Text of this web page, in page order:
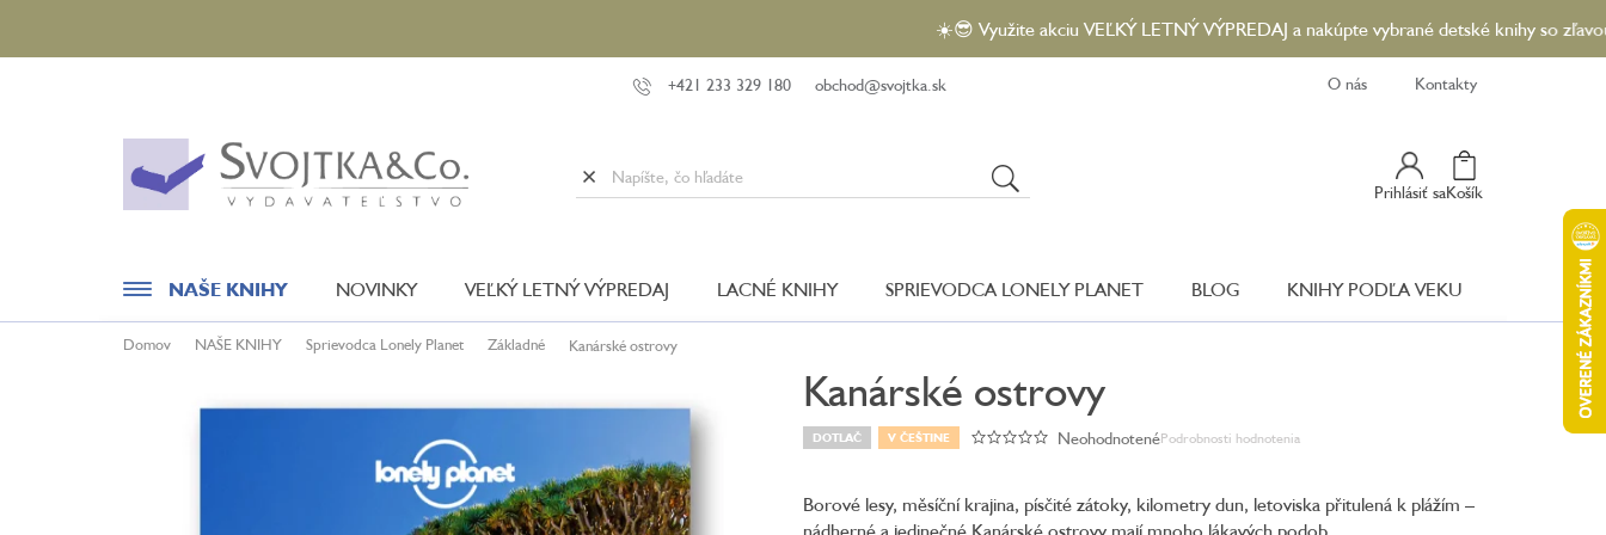
obsah
☀️😎 Využite akciu VEĽKÝ LETNÝ VÝPREDAJ a nakúpte vybrané detské knihy so zľavou až
+421 233 329 180 obchod@svojtka.sk O nás Kontakty
Prihlásiť sa
Nákupný
Košík
NAŠE KNIHY NOVINKY VEĽKÝ LETNÝ VÝPREDAJ LACNÉ KNIHY SPRIEVODCA LONELY PLANET BLOG KNIHY PODĽA VEKU
Domov NAŠE KNIHY Sprievodca Lonely Planet Základné Kanárské ostrovy
Kanárské ostrovy
Podrobnosti hodnotenia
DOTLAČ V ČEŠTINE
Priemerné
je
0,0
Neohodnotené
Borové lesy, měsíční krajina, písčité zátoky, kilometry dun, letoviska přitulená k plážím –
nádherné a jedinečné Kanárské ostrovy mají mnoho lákavých podob.